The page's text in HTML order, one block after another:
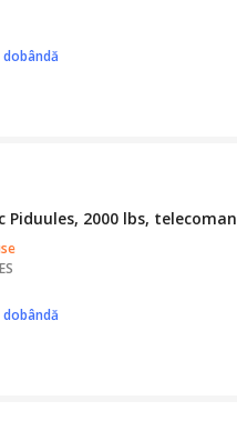
Piduules, 2000 lbs,